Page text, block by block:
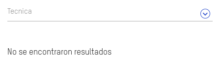
Tecnica
No se encontraron resultados